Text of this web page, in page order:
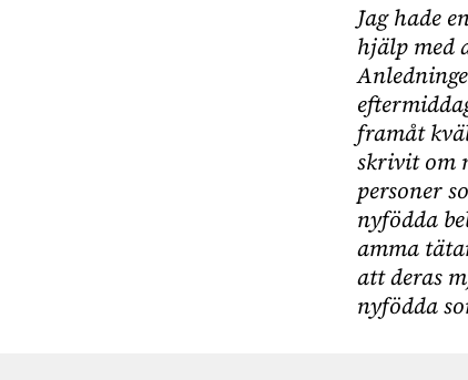
of
1
minute,
18
seconds
0%
Jag hade
hjälp med
framåt
skrivit om
personer
nyfödda
amma
att deras
nyfödda